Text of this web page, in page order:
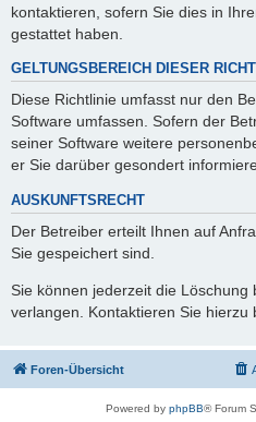
kontaktieren, sofern Sie dies in
gestattet haben.
GELTUNGSBEREICH DIESER
Diese Richtlinie umfasst nur den
Software umfassen. Sofern der
seiner Software weitere
er Sie darüber gesondert
AUSKUNFTSRECHT
Der Betreiber erteilt Ihnen auf
Sie gespeichert sind.
Sie können jederzeit die Löschung
verlangen. Kontaktieren Sie hierzu
Foren-Übersicht
Powered by phpBB® Forum